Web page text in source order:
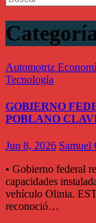
Automotriz
Tecnología
GOBIERNO
POBLANO
Jun 8, 2026 Samuel
• Gobierno federal
capacidades
vehículo Olinia.
reconoció…